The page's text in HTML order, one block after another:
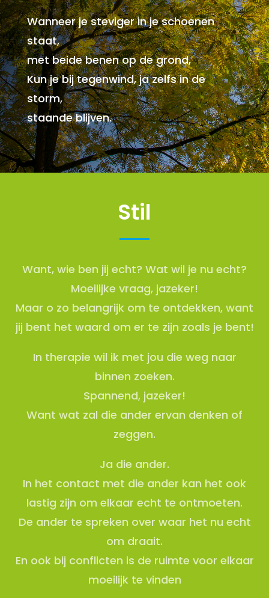
Wanneer je steviger in je schoenen
staat,
met beide benen op de grond,
Kun je bij tegenwind, ja zelfs in de
storm,
staande blijven.
Stil
Want, wie ben jij echt? Wat wil je nu echt?
Moeilijke vraag, jazeker!
Maar o zo belangrijk om te ontdekken, want
jij bent het waard om er te zijn zoals je bent!
In therapie wil ik met jou die weg naar
binnen zoeken.
Spannend, jazeker!
Want wat zal die ander ervan denken of
zeggen.
Ja die ander.
In het contact met die ander kan het ook
lastig zijn om elkaar echt te ontmoeten.
De ander te spreken over waar het nu echt
om draait.
En ook bij conflicten is de ruimte voor elkaar
moeilijk te vinden